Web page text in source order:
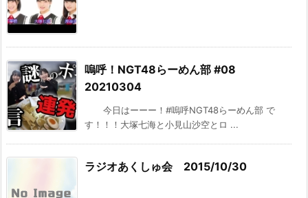
嗚呼！NGT48らーめん部 #08
20210304
今日はーーー！#嗚呼NGT48らーめん部 で
す！！！大塚七海と小見山沙空とロ ...
ラジオあくしゅ会 2015/10/30